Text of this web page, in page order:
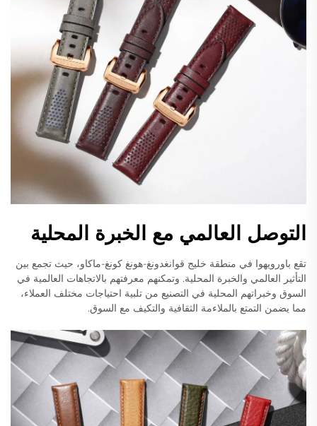
التوصل العالمي مع الخبرة المحلية
تقع باورويهوا في منطقة خليج قوانغدونغ-هونغ كونغ-ماكاو، حيث تجمع بين
التأثير العالمي والخبرة المحلية. وتمكنهم معرفتهم بالاتجاهات العالمية في
السوق وخبراتهم المحلية في التصنيع من تلبية احتياجات مختلف العملاء،
مما يضمن التمتع بالملاءمة الثقافية والتكيف مع السوق.